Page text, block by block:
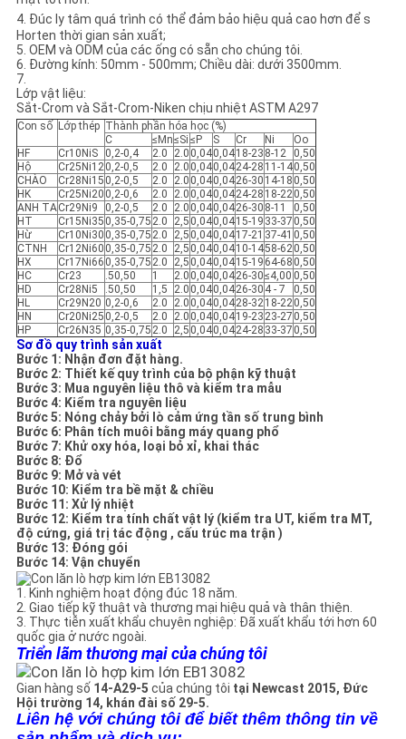
CHÍNH
SÁCH
BẢO
MẬT
4. Đúc ly tâm quá trình có thể đảm bảo hiệu quả cao hơn để s
Horten thời gian sản xuất;
5. OEM và ODM của các ống có sẵn cho chúng tôi.
6. Đường kính: 50mm - 500mm; Chiều dài: dưới 3500mm.
7.
Lớp vật liệu:
Sắt-Crom và Sắt-Crom-Niken chịu nhiệt ASTM A297
Con số Lớp thép Thành phần hóa học (%)
C
≤Mn≤Si ≤P S Cr Ni
Oo
HF
Cr10NiS 0,2-0,4 2.0 2.0 0,040,0418-23 8-12
0,50
Hộ
Cr25Ni120,2-0,5 2.0 2.0 0,040,0424-28 11-140,50
CHÀO
Cr28Ni15 0,2-0,5 2.0 2.0 0,040,0426-30 14-18 0,50
HK
Cr25Ni20 0,2-0,6 2.0 2.0 0,040,0424-28 18-220,50
ANH TACr29Ni9 0,2-0,5 2.0 2.0 0,040,0426-30 8-11
0,50
HT
Cr15Ni35 0,35-0,75 2.0 2,5 0,040,0415-19 33-37 0,50
Hừ
Cr10Ni30 0,35-0,75 2.0 2,5 0,040,0417-21 37-41 0,50
CTNH
Cr12Ni60 0,35-0,75 2.0 2,5 0,040,0410-1458-620,50
HX
Cr17Ni66 0,35-0,75 2.0 2,5 0,040,0415-19 64-68 0,50
HC
Cr23 .50,50 1 2.0 0,040,0426-30≤4,00 0,50
HD
Cr28Ni5 .50,50 1,5 2.0 0,040,0426-30 4 - 7
0,50
HL
Cr29N20 0,2-0,6 2.0 2.0 0,040,0428-3218-220,50
HN
Cr20Ni25 0,2-0,5 2.0 2.0 0,040,0419-23 23-27 0,50
HP
Cr26N35 0,35-0,75 2.0 2,5 0,040,0424-28 33-37 0,50
Sơ đồ quy trình sản xuất
Bước 1: Nhận đơn đặt hàng.
Bước 2: Thiết kế quy trình của bộ phận kỹ thuật
Bước 3: Mua nguyên liệu thô và kiểm tra mẫu
Bước 4: Kiểm tra nguyên liệu
Bước 5: Nóng chảy bởi lò cảm ứng tần số trung bình
Bước 6: Phân tích muôi bằng máy quang phổ
Bước 7: Khử oxy hóa, loại bỏ xỉ, khai thác
Bước 8: Đổ
Bước 9: Mở và vét
Bước 10: Kiểm tra bề mặt & chiều
Bước 11: Xử lý nhiệt
Bước 12: Kiểm tra tính chất vật lý (kiểm tra UT, kiểm tra MT,
độ cứng, giá trị tác động , cấu trúc ma trận )
Bước 13: Đóng gói
Bước 14: Vận chuyển
1. Kinh nghiệm hoạt động đúc 18 năm.
2. Giao tiếp kỹ thuật và thương mại hiệu quả và thân thiện.
3. Thực tiễn xuất khẩu chuyên nghiệp: Đã xuất khẩu tới hơn 60
quốc gia ở nước ngoài.
Triển lãm thương mại của chúng tôi
Gian hàng số 14-A29-5 của chúng tôi tại Newcast 2015, Đức
Hội trường 14, khán đài số 29-5.
Liên hệ với chúng tôi để biết thêm thông tin về